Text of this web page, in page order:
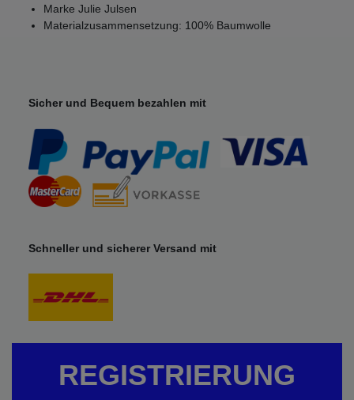
Marke Julie Julsen
Materialzusammensetzung: 100% Baumwolle
Sicher und Bequem bezahlen mit
Schneller und sicherer Versand mit
REGISTRIERUNG